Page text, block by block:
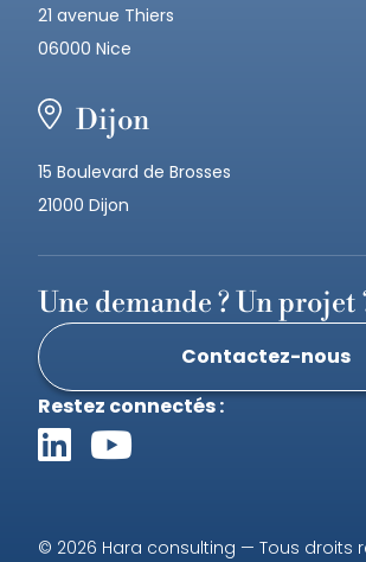
21 avenue Thiers
06000 Nice
Dijon
15 Boulevard de Brosses
21000 Dijon
Restez connectés :
Une demande ? Un projet
Contactez-nous
© 2026 Hara consulting — Tous droits